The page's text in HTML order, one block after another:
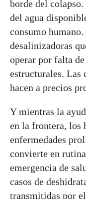
borde del
del agua
consumo
desalinizadoras
operar por falta
estructurales. Las
hacen a precios
Y mientras la
en la frontera, los
enfermedades
convierte en
emergencia de
casos de
transmitidas por